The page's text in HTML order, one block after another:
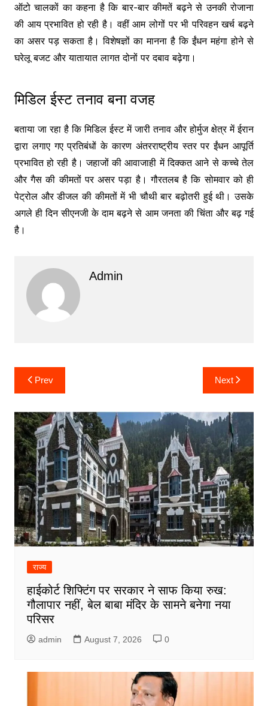
ऑटो चालकों का कहना है कि बार-बार कीमतें बढ़ने से उनकी रोजाना
की आय प्रभावित हो रही है। वहीं आम लोगों पर भी परिवहन खर्च बढ़ने
का असर पड़ सकता है। विशेषज्ञों का मानना है कि ईंधन महंगा होने से
घरेलू बजट और यातायात लागत दोनों पर दबाव बढ़ेगा।
मिडिल ईस्ट तनाव बना वजह
बताया जा रहा है कि मिडिल ईस्ट में जारी तनाव और होर्मुज क्षेत्र में ईरान
द्वारा लगाए गए प्रतिबंधों के कारण अंतरराष्ट्रीय स्तर पर ईंधन आपूर्ति
प्रभावित हो रही है। जहाजों की आवाजाही में दिक्कत आने से कच्चे तेल
और गैस की कीमतों पर असर पड़ा है। गौरतलब है कि सोमवार को ही
पेट्रोल और डीजल की कीमतों में भी चौथी बार बढ़ोतरी हुई थी। उसके
अगले ही दिन सीएनजी के दाम बढ़ने से आम जनता की चिंता और बढ़ गई
है।
Admin
Post
navigation
Prev Next
राज्य
हाईकोर्ट शिफ्टिंग पर सरकार ने साफ किया रुख:
गौलापार नहीं, बेल बाबा मंदिर के सामने बनेगा नया
परिसर
admin August 7, 2026 0